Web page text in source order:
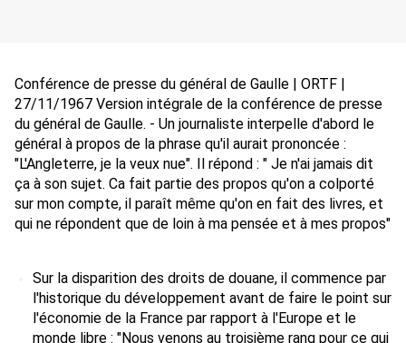
Conférence de presse du général de Gaulle | ORTF |
27/11/1967 Version intégrale de la conférence de presse
du général de Gaulle. - Un journaliste interpelle d'abord le
général à propos de la phrase qu'il aurait prononcée :
"L'Angleterre, je la veux nue". Il répond : " Je n'ai jamais dit
ça à son sujet. Ca fait partie des propos qu'on a colporté
sur mon compte, il paraît même qu'on en fait des livres, et
Sur la disparition des droits de douane, il commence par
l'historique du développement avant de faire le point sur
l'économie de la France par rapport à l'Europe et le
monde libre : "Nous venons au troisième rang pour ce qui